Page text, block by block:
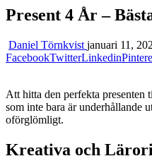
Present 4 År –
Daniel Törnkvist januari 11,
FacebookTwitterLinkedin
Att hitta den perfekta
som inte bara är underhållande
oförglömligt.
Kreativa och